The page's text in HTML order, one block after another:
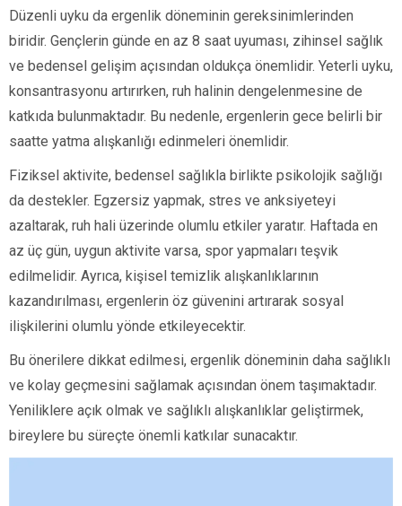
Düzenli uyku da ergenlik döneminin gereksinimlerinden
biridir. Gençlerin günde en az 8 saat uyuması, zihinsel sağlık
ve bedensel gelişim açısından oldukça önemlidir. Yeterli uyku,
konsantrasyonu artırırken, ruh halinin dengelenmesine de
katkıda bulunmaktadır. Bu nedenle, ergenlerin gece belirli bir
saatte yatma alışkanlığı edinmeleri önemlidir.
Fiziksel aktivite, bedensel sağlıkla birlikte psikolojik sağlığı
da destekler. Egzersiz yapmak, stres ve anksiyeteyi
azaltarak, ruh hali üzerinde olumlu etkiler yaratır. Haftada en
az üç gün, uygun aktivite varsa, spor yapmaları teşvik
edilmelidir. Ayrıca, kişisel temizlik alışkanlıklarının
kazandırılması, ergenlerin öz güvenini artırarak sosyal
ilişkilerini olumlu yönde etkileyecektir.
Bu önerilere dikkat edilmesi, ergenlik döneminin daha sağlıklı
ve kolay geçmesini sağlamak açısından önem taşımaktadır.
Yeniliklere açık olmak ve sağlıklı alışkanlıklar geliştirmek,
bireylere bu süreçte önemli katkılar sunacaktır.